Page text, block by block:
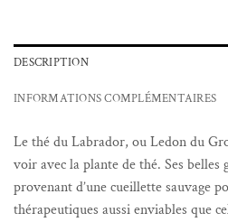
DESCRIPTION
INFORMATIONS COMPLÉMENTAIRES
Le thé du Labrador, ou Ledon du
voir avec la plante de thé. Ses belles
provenant d’une cueillette sauvage
thérapeutiques aussi enviables que